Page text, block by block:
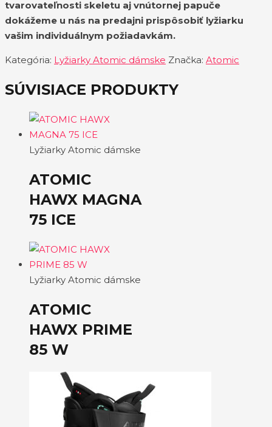
tvarovateľnosti skeletu aj vnútornej papuče
dokážeme u nás na predajni prispôsobiť lyžiarku
vašim individuálnym požiadavkám.
Kategória: Lyžiarky Atomic dámske Značka: Atomic
SÚVISIACE PRODUKTY
Lyžiarky Atomic dámske
ATOMIC
HAWX MAGNA
75 ICE
Lyžiarky Atomic dámske
ATOMIC
HAWX PRIME
85 W